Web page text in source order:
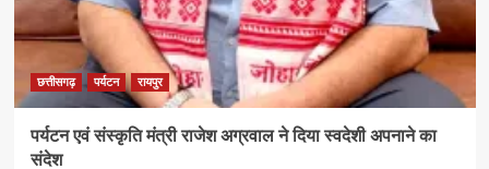
छत्तीसगढ़ पर्यटन रायपुर
पर्यटन एवं संस्कृति मंत्री राजेश अग्रवाल ने दिया स्वदेशी अपनाने का
संदेश